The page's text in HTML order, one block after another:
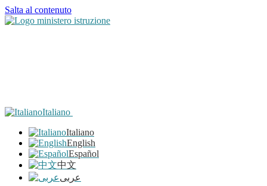
Salta al contenuto
Italiano
Italiano
English
Español
中文
عربى